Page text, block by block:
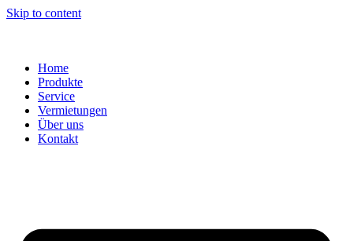
Skip to content
Home
Produkte
Service
Vermietungen
Über uns
Kontakt